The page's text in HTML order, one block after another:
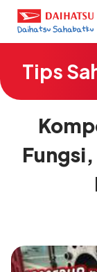
Tips